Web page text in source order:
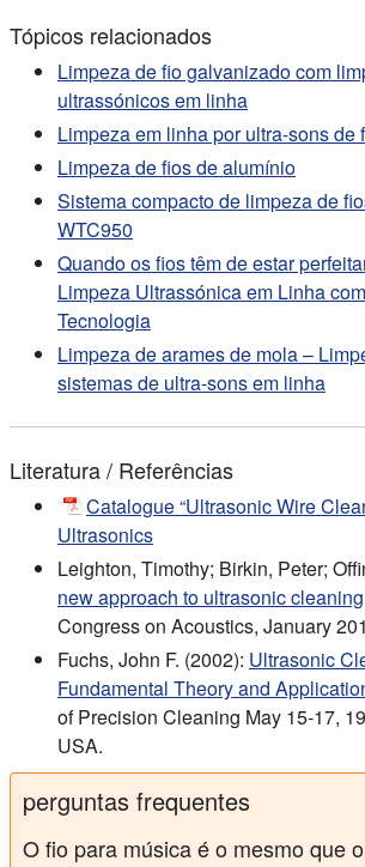
Tópicos relacionados
Limpeza de fio galvanizado com
ultrassónicos em linha
Limpeza em linha por ultra-sons de
Limpeza de fios de alumínio
Sistema compacto de limpeza de
WTC950
Quando os fios têm de estar
Limpeza Ultrassónica em Linha
Tecnologia
Limpeza de arames de mola –
sistemas de ultra-sons em linha
Literatura / Referências
Catalogue “Ultrasonic Wire
Ultrasonics
Leighton, Timothy; Birkin, Peter;
new approach to ultrasonic cleaning
Congress on Acoustics, January
Fuchs, John F. (2002): Ultrasonic
Fundamental Theory and
of Precision Cleaning May 15-17,
USA.
perguntas frequentes
O fio para música é o mesmo que